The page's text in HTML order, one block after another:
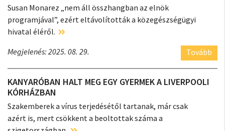
Susan Monarez „nem áll összhangban az elnök
programjával”, ezért eltávolították a közegészségügyi
hivatal éléről.
Megjelenés: 2025. 08. 29.
Tovább
KANYARÓBAN HALT MEG EGY GYERMEK A LIVERPOOLI
KÓRHÁZBAN
Szakemberek a vírus terjedésétől tartanak, már csak
azért is, mert csökkent a beoltottak száma a